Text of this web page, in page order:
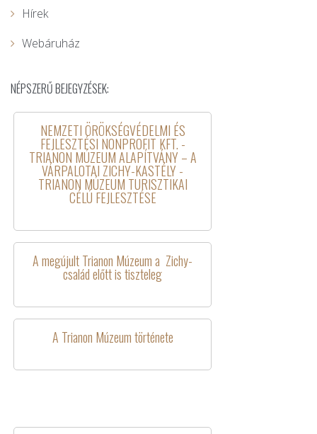
Hírek
Webáruház
NÉPSZERŰ BEJEGYZÉSEK:
NEMZETI ÖRÖKSÉGVÉDELMI ÉS
FEJLESZTÉSI NONPROFIT KFT. -
TRIANON MÚZEUM ALAPÍTVÁNY – A
VÁRPALOTAI ZICHY-KASTÉLY -
TRIANON MÚZEUM TURISZTIKAI
CÉLÚ FEJLESZTÉSE
A megújult Trianon Múzeum a Zichy-
család előtt is tiszteleg
A Trianon Múzeum története